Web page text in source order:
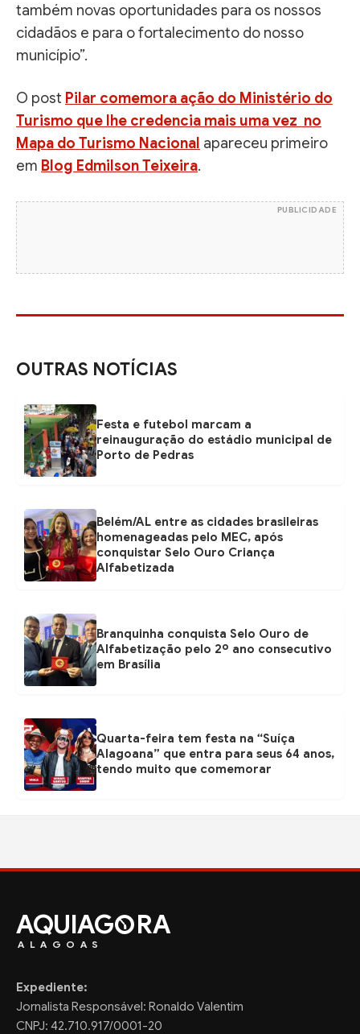
também novas oportunidades para os nossos
cidadãos e para o fortalecimento do nosso
município”.
O post Pilar comemora ação do Ministério do
Turismo que lhe credencia mais uma vez no
Mapa do Turismo Nacional apareceu primeiro
em Blog Edmilson Teixeira.
PUBLICIDADE
OUTRAS NOTÍCIAS
Festa e futebol marcam a
reinauguração do estádio municipal de
Porto de Pedras
Belém/AL entre as cidades brasileiras
homenageadas pelo MEC, após
conquistar Selo Ouro Criança
Alfabetizada
Branquinha conquista Selo Ouro de
Alfabetização pelo 2º ano consecutivo
em Brasília
Quarta-feira tem festa na “Suíça
Alagoana” que entra para seus 64 anos,
tendo muito que comemorar
AQUIAG RA
ALAGOAS
Expediente:
Jornalista Responsável: Ronaldo Valentim
CNPJ: 42.710.917/0001-20